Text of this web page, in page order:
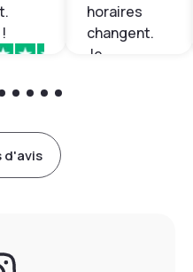
horaires
changent.
Je
d'avis